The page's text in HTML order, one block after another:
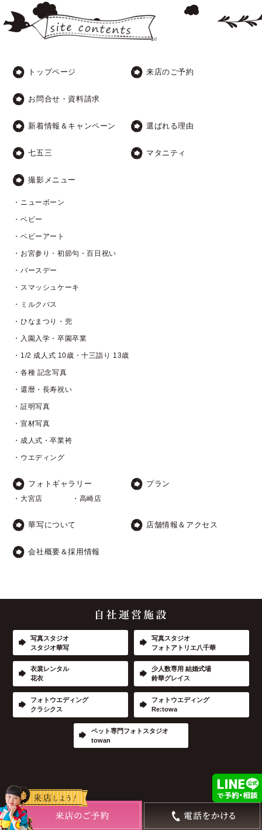
トップページ 来店のご予約
お問合せ・資料請求
新着情報＆キャンペーン 選ばれる理由
七五三 マタニティ
撮影メニュー
・ニューボーン
・ベビー
・ベビーアート
・お宮参り・初節句・百日祝い
・バースデー
・スマッシュケーキ
・ミルクバス
・ひなまつり・兜
・入園入学・卒園卒業
・1/2 成人式 10歳・十三詣り 13歳
・各種 記念写真
・還暦・長寿祝い
・証明写真
・宣材写真
・成人式・卒業袴
・ウエディング
フォトギャラリー
・大宮店 ・高崎店
プラン
華写について 店舗情報＆アクセス
会社概要＆採用情報
写真スタジオ
スタジオ華写
写真スタジオ
フォトアトリエ八千華
衣裳レンタル
花衣
少人数専用 結婚式場
鈴華グレイス
フォトウエディング
クラシクス
フォトウエディング
Re:towa
ペット専門フォトスタジオ
towan